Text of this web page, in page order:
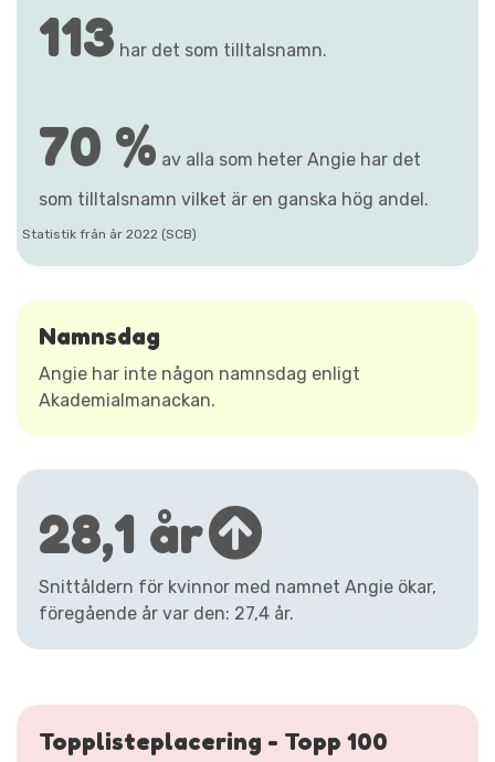
113 har det som tilltalsnamn.
70 % av alla som heter Angie har det
som tilltalsnamn vilket är en ganska hög andel.
Statistik från år 2022 (SCB)
Namnsdag
Angie har inte någon namnsdag enligt
Akademialmanackan.
28,1 år
Snittåldern för kvinnor med namnet Angie ökar,
föregående år var den: 27,4 år.
Topplisteplacering - Topp 100